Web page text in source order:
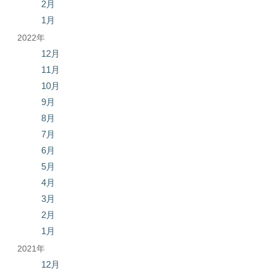
2月
1月
2022年
12月
11月
10月
9月
8月
7月
6月
5月
4月
3月
2月
1月
2021年
12月